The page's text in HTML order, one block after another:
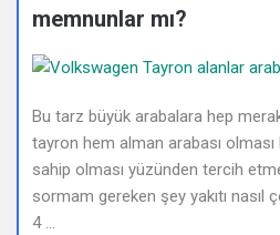
Deneyimleri
En
sonuncu
Sorular
memnunlar mı?
Bu tarz büyük arabalara hep
tayron hem alman arabası
sahip olması yüzünden tercih
sormam gereken şey yakıtı nasıl
4 ...